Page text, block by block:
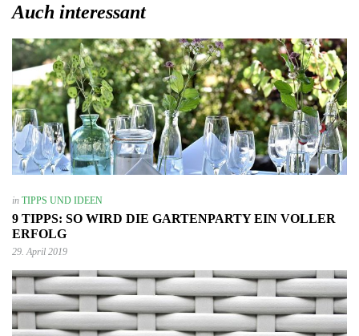
Auch interessant
in TIPPS UND IDEEN
9 TIPPS: SO WIRD DIE GARTENPARTY EIN VOLLER
ERFOLG
29. April 2019